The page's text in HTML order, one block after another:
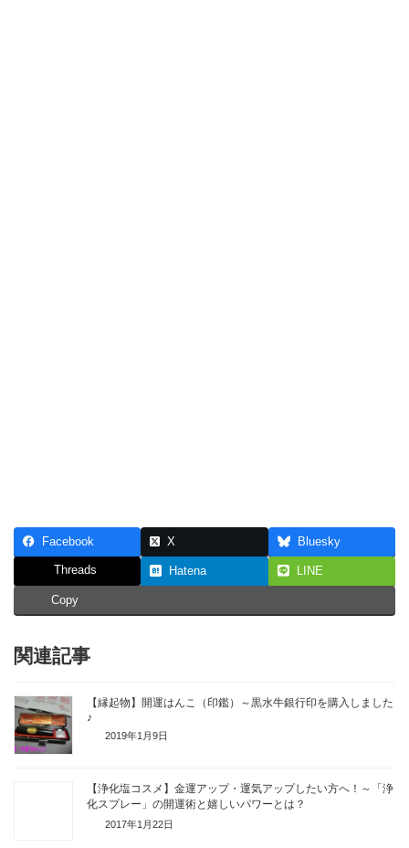
Facebook X Bluesky
Threads Hatena LINE
Copy
関連記事
【縁起物】開運はんこ（印鑑）～黒水牛銀行印を購入しました
♪
2019年1月9日
【浄化塩コスメ】金運アップ・運気アップしたい方へ！～「浄
化スプレー」の開運術と嬉しいパワーとは？
2017年1月22日